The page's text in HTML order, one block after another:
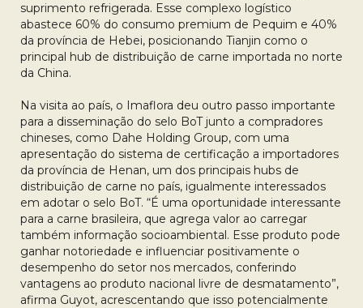
suprimento refrigerada. Esse complexo logístico
abastece 60% do consumo premium de Pequim e 40%
da província de Hebei, posicionando Tianjin como o
principal hub de distribuição de carne importada no norte
da China.
Na visita ao país, o Imaflora deu outro passo importante
para a disseminação do selo BoT junto a compradores
chineses, como Dahe Holding Group, com uma
apresentação do sistema de certificação a importadores
da província de Henan, um dos principais hubs de
distribuição de carne no país, igualmente interessados
em adotar o selo BoT. “É uma oportunidade interessante
para a carne brasileira, que agrega valor ao carregar
também informação socioambiental. Esse produto pode
ganhar notoriedade e influenciar positivamente o
desempenho do setor nos mercados, conferindo
vantagens ao produto nacional livre de desmatamento”,
afirma Guyot, acrescentando que isso potencialmente